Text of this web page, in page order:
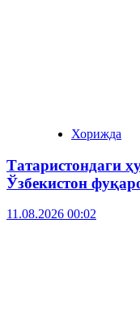
Хорижда
Татаристондаги
Ўзбекистон
11.08.2026 00:02